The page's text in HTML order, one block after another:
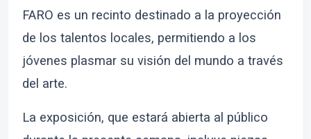
FARO es un recinto destinado a la proyección
de los talentos locales, permitiendo a los
jóvenes plasmar su visión del mundo a través
del arte.
La exposición, que estará abierta al público